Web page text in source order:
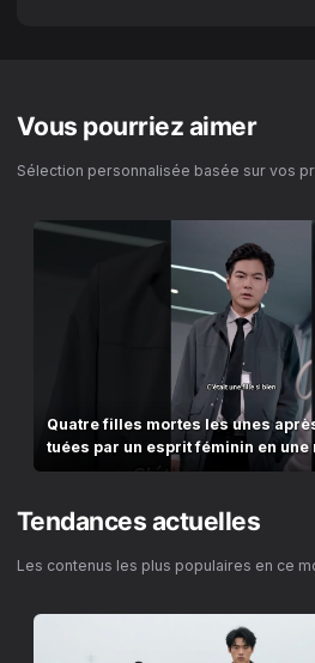
Vous pourriez aimer
Sélection personnalisée basée sur vos
Quatre filles mortes les unes
tuées par un esprit féminin en une
Tendances actuelles
Les contenus les plus populaires en ce